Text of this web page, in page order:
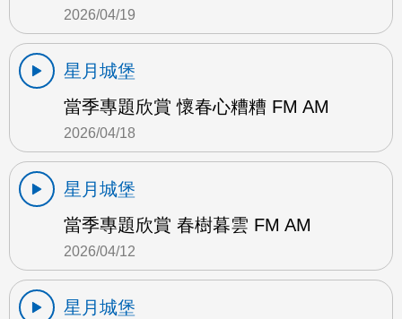
2026/04/19
星月城堡
當季專題欣賞 懷春心糟糟 FM AM
2026/04/18
星月城堡
當季專題欣賞 春樹暮雲 FM AM
2026/04/12
星月城堡